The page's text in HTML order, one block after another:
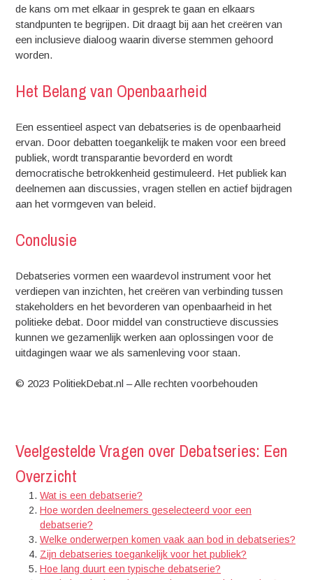
de kans om met elkaar in gesprek te gaan en elkaars
standpunten te begrijpen. Dit draagt bij aan het creëren van
een inclusieve dialoog waarin diverse stemmen gehoord
worden.
Het Belang van Openbaarheid
Een essentieel aspect van debatseries is de openbaarheid
ervan. Door debatten toegankelijk te maken voor een breed
publiek, wordt transparantie bevorderd en wordt
democratische betrokkenheid gestimuleerd. Het publiek kan
deelnemen aan discussies, vragen stellen en actief bijdragen
aan het vormgeven van beleid.
Conclusie
Debatseries vormen een waardevol instrument voor het
verdiepen van inzichten, het creëren van verbinding tussen
stakeholders en het bevorderen van openbaarheid in het
politieke debat. Door middel van constructieve discussies
kunnen we gezamenlijk werken aan oplossingen voor de
uitdagingen waar we als samenleving voor staan.
© 2023 PolitiekDebat.nl – Alle rechten voorbehouden
Veelgestelde Vragen over Debatseries: Een
Overzicht
Wat is een debatserie?
Hoe worden deelnemers geselecteerd voor een
debatserie?
Welke onderwerpen komen vaak aan bod in debatseries?
Zijn debatseries toegankelijk voor het publiek?
Hoe lang duurt een typische debatserie?